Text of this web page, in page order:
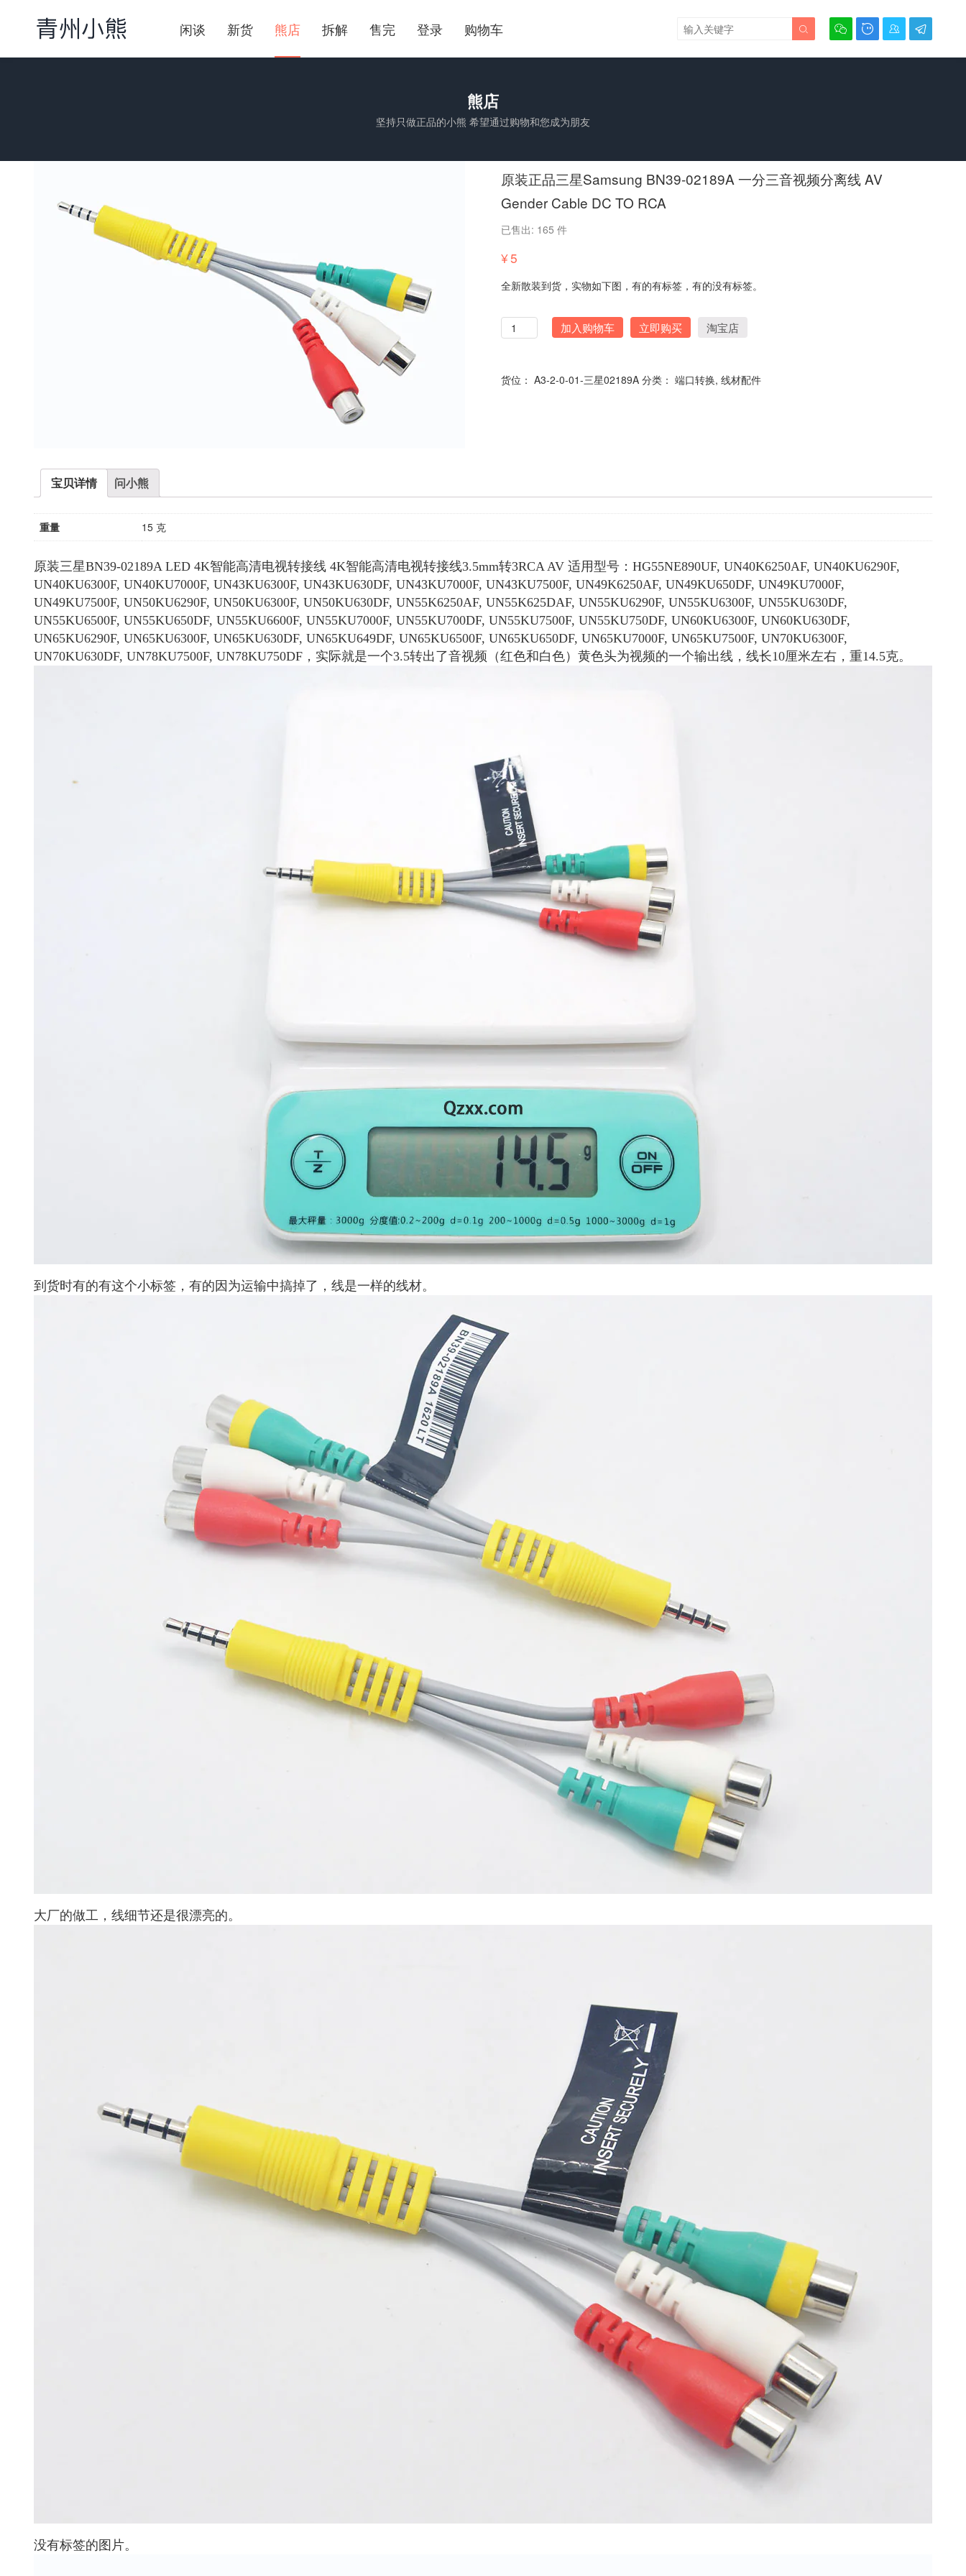
闲谈 新货 熊店 拆解 售完 登录 购物车    

熊店
坚持只做正品的小熊 希望通过购物和您成为朋友
原装正品三星Samsung BN39-02189A 一分三音视频分离线 AV
Gender Cable DC TO RCA
已售出: 165 件
¥5
全新散装到货，实物如下图，有的有标签，有的没有标签。
量
加入购物车 立即购买 淘宝店
货位： A3-2-0-01-三星02189A 分类： 端口转换, 线材配件
宝贝详情 问小熊
重量 15 克
原装三星BN39-02189A LED 4K智能高清电视转接线 4K智能高清电视转接线3.5mm转3RCA AV 适用型号：HG55NE890UF, UN40K6250AF, UN40KU6290F,
UN40KU6300F, UN40KU7000F, UN43KU6300F, UN43KU630DF, UN43KU7000F, UN43KU7500F, UN49K6250AF, UN49KU650DF, UN49KU7000F,
UN49KU7500F, UN50KU6290F, UN50KU6300F, UN50KU630DF, UN55K6250AF, UN55K625DAF, UN55KU6290F, UN55KU6300F, UN55KU630DF,
UN55KU6500F, UN55KU650DF, UN55KU6600F, UN55KU7000F, UN55KU700DF, UN55KU7500F, UN55KU750DF, UN60KU6300F, UN60KU630DF,
UN65KU6290F, UN65KU6300F, UN65KU630DF, UN65KU649DF, UN65KU6500F, UN65KU650DF, UN65KU7000F, UN65KU7500F, UN70KU6300F,
UN70KU630DF, UN78KU7500F, UN78KU750DF，实际就是一个3.5转出了音视频（红色和白色）黄色头为视频的一个输出线，线长10厘米左右，重14.5克。
到货时有的有这个小标签，有的因为运输中搞掉了，线是一样的线材。
大厂的做工，线细节还是很漂亮的。
没有标签的图片。